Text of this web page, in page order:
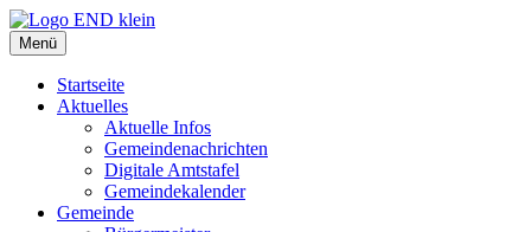
Zum
Inhalt
springen
Menü
Startseite
Aktuelles
Aktuelle Infos
Gemeindenachrichten
Digitale Amtstafel
Gemeindekalender
Gemeinde